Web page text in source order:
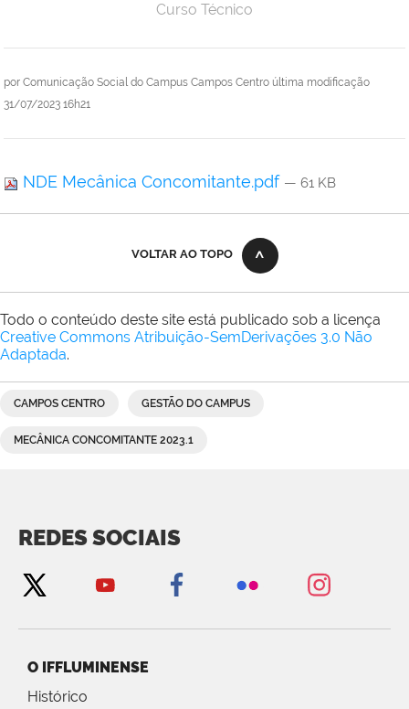
por Comunicação Social do Campus Campos Centro última modificação
31/07/2023 16h21
Curso Técnico
NDE Mecânica Concomitante.pdf — 61 KB
VOLTAR AO TOPO
Todo o conteúdo deste site está publicado sob a licença
Creative Commons Atribuição-SemDerivações 3.0 Não
Adaptada.
CAMPOS CENTRO GESTÃO DO CAMPUS
MECÂNICA CONCOMITANTE 2023.1
REDES SOCIAIS
O IFFLUMINENSE
Histórico